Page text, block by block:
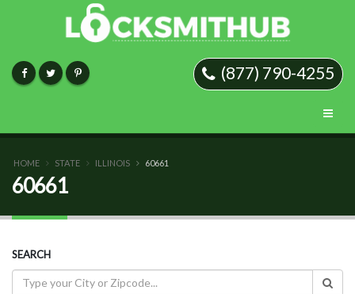
(877) 790-4255
HOME STATE ILLINOIS 60661
60661
SEARCH